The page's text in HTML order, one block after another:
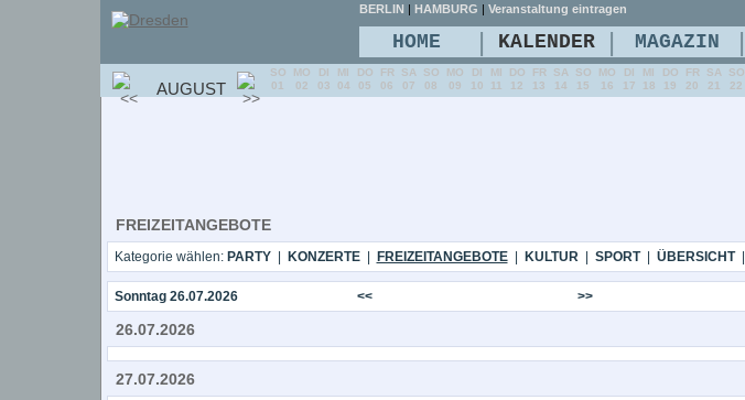
FREIZEITANGEBOTE
Kategorie wählen: PARTY| KONZERTE| FREIZEITANGEBOTE| KULTUR| SPORT| ÜBERSICHT|
Sonntag 26.07.2026 << >>
26.07.2026
27.07.2026
BERLIN | HAMBURG | Veranstaltung eintragen
HOME | KALENDER | MAGAZIN |
AUGUST
SO
01
MO
02
DI
03
MI
04
DO
05
FR
06
SA
07
SO
08
MO
09
DI
10
MI
11
DO
12
FR
13
SA
14
SO
15
MO
16
DI
17
MI
18
DO
19
FR
20
SA
21
SO
22